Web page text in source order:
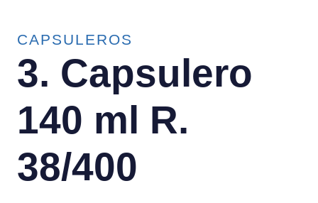
CAPSULEROS
3. Capsulero
140 ml R.
38/400